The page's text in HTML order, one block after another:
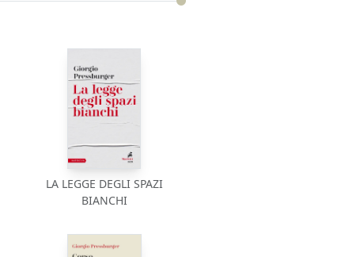
LA LEGGE DEGLI SPAZI
BIANCHI